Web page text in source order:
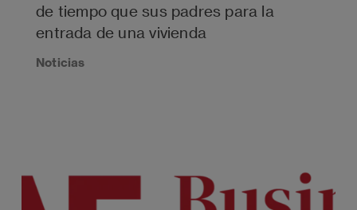
de tiempo que sus padres para la
entrada de una vivienda
Noticias